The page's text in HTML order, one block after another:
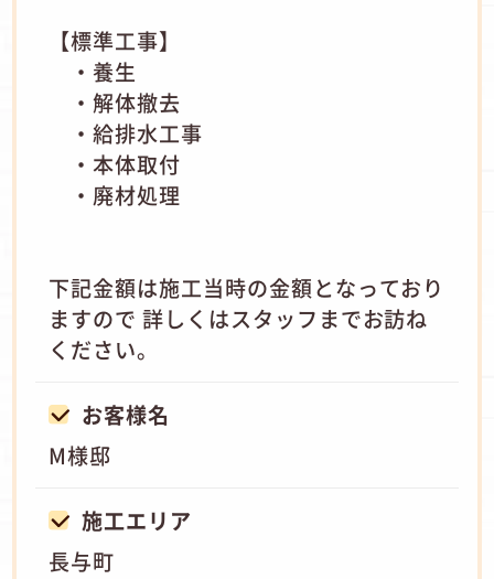
【標準工事】
・養生
・解体撤去
・給排水工事
・本体取付
・廃材処理
下記金額は施工当時の金額となっており
ますので 詳しくはスタッフまでお訪ね
ください。
お客様名
M様邸
施工エリア
長与町